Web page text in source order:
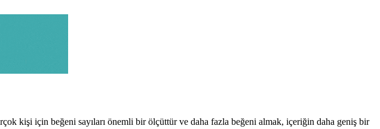
kişi için beğeni sayıları önemli bir ölçüttür ve daha fazla beğeni almak, içeriğin daha geniş bir